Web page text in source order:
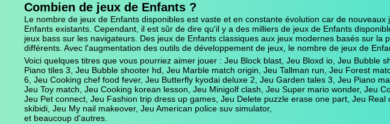
Combien de jeux de Enfants ?
Le nombre de jeux de Enfants disponibles est vaste et en constante évolution car de
Enfants existants. Cependant, il est sûr de dire qu'il y a des milliers de jeux de Enfants
jeux bass sur les navigateurs. Des jeux de Enfants classiques aux jeux modernes basés sur
différents. Avec l'augmentation des outils de développement de jeux, le nombre de jeux de
Voici quelques titres que vous pourriez aimer jouer : Jeu Block blast, Jeu Bloxd io, Jeu
Piano tiles 3, Jeu Bubble shooter hd, Jeu Marble match origin, Jeu Tallman run, Jeu Forest
6, Jeu Cooking chef food fever, Jeu Butterfly kyodai deluxe 2, Jeu Garden tales 3, Jeu Piano
Jeu Toy match, Jeu Cooking korean lesson, Jeu Minigolf clash, Jeu Super mario wonder, Jeu
Jeu Pet connect, Jeu Fashion trip dress up games, Jeu Delete puzzle erase one part, Jeu
skibidi, Jeu My nail makeover, Jeu American police suv simulator,
et beaucoup d'autres.